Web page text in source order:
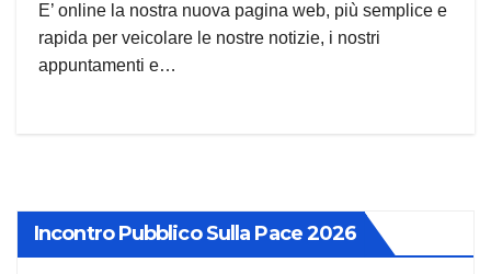
E’ online la nostra nuova pagina web, più semplice e
rapida per veicolare le nostre notizie, i nostri
appuntamenti e…
Incontro Pubblico Sulla Pace 2026